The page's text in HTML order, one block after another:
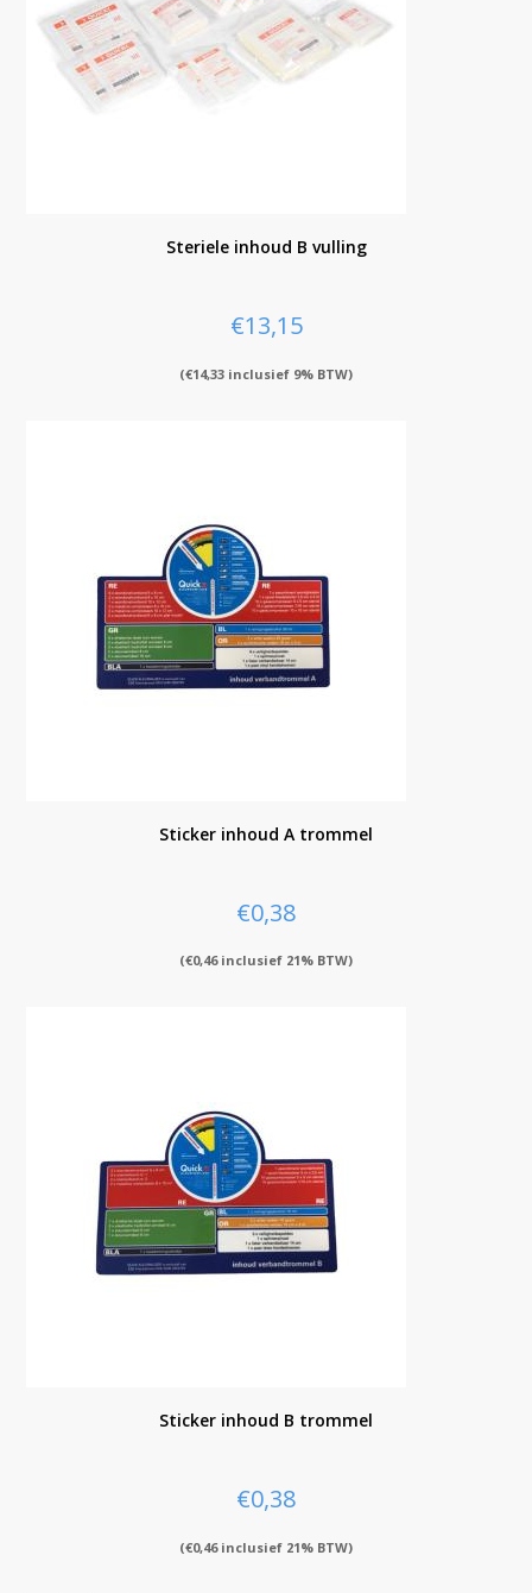
Steriele inhoud B vulling
€13,15
(€14,33 inclusief 9% BTW)
Sticker inhoud A trommel
€0,38
(€0,46inclusief 21% BTW)
Sticker inhoud B trommel
€0,38
(€0,46inclusief 21% BTW)